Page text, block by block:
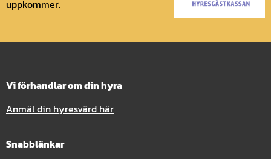
uppkommer.
Vi förhandlar om din hyra
Anmäl din hyresvärd här
Snabblänkar